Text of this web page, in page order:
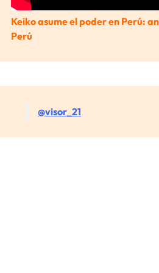
Keiko asume el poder en Perú:
Perú
@visor_21